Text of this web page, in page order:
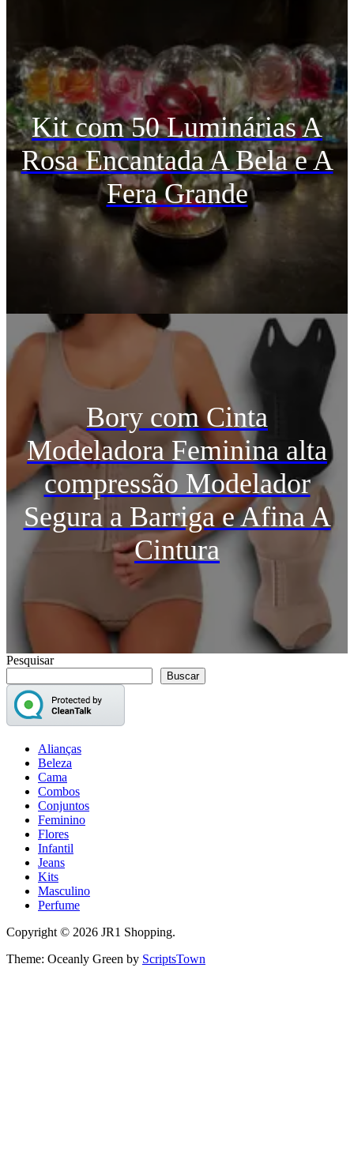
Kit com 50 Luminárias A
Rosa Encantada A Bela e A
Fera Grande
Bory com Cinta
Modeladora Feminina alta
compressão Modelador
Segura a Barriga e Afina A
Cintura
Pesquisar
Buscar
Alianças
Beleza
Cama
Combos
Conjuntos
Feminino
Flores
Infantil
Jeans
Kits
Masculino
Perfume
Copyright © 2026 JR1 Shopping.
Theme: Oceanly Green by ScriptsTown